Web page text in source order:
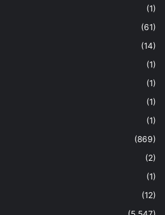
(1)
(61)
(14)
(1)
(1)
(1)
(1)
(869)
(2)
(1)
(12)